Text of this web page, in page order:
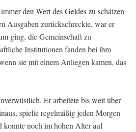
den Wert des Geldes zu schätzen
Ausgaben zurückschreckte, war er
ging, die Gemeinschaft zu
Institutionen fanden bei ihm
sie mit einem Anliegen kamen, das
Er arbeitete bis weit über
spielte regelmäßig jeden Morgen
konnte noch im hohen Alter auf